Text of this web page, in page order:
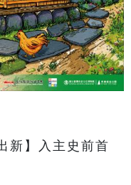
新】入主史前首